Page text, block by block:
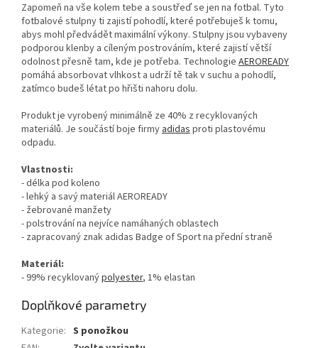
Zapomeň na vše kolem tebe a soustřeď se jen na fotbal. Tyto
fotbalové stulpny ti zajistí pohodlí, které potřebuješ k tomu,
abys mohl předvádět maximální výkony. Stulpny jsou vybaveny
podporou klenby a cíleným postrováním, které zajistí větší
odolnost přesně tam, kde je potřeba. Technologie AEROREADY
pomáhá absorbovat vlhkost a udrží tě tak v suchu a pohodlí,
zatímco budeš létat po hřišti nahoru dolu.
Produkt je vyrobený minimálně ze 40% z recyklovaných
materiálů. Je součástí boje firmyadidasproti plastovému
odpadu.
Vlastnosti:
- délka pod koleno
- lehký a savý materiál AEROREADY
- žebrované manžety
- polstrování na nejvíce namáhaných oblastech
- zapracovaný znak adidas Badge of Sport na přední straně
Materiál:
- 99% recyklovanýpolyester, 1% elastan
Doplňkové parametry
Kategorie: S ponožkou